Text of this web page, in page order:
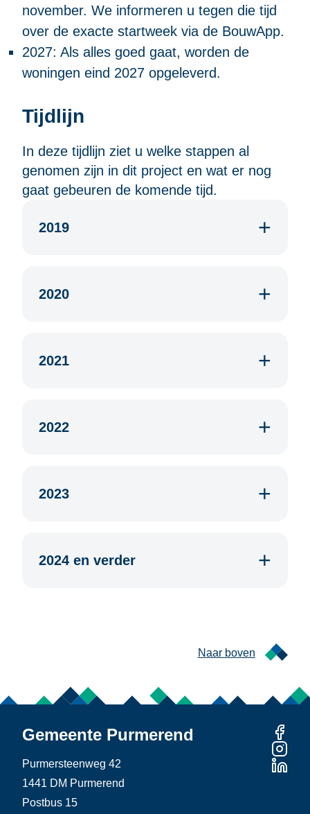
november. We informeren u tegen die tijd
over de exacte startweek via de BouwApp.
2027: Als alles goed gaat, worden de
woningen eind 2027 opgeleverd.
Tijdlijn
In deze tijdlijn ziet u welke stappen al
genomen zijn in dit project en wat er nog
gaat gebeuren de komende tijd.
2019
2020
2021
2022
2023
2024 en verder
Naar boven
Gemeente Purmerend
Purmersteenweg 42
1441 DM Purmerend
Postbus 15